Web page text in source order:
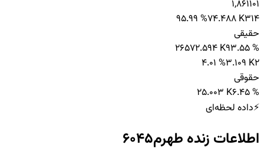
1,861101
314
74.488 K
95.99 %
حقیقی
93.55 %
72.594 K
265
2
3.109 K
4.01 %
حقوقی
6.45 %
5.003 K
2
⚡داده لحظه‌ای
اطلاعات زنده طهرم6045